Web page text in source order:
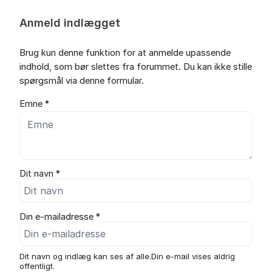
Anmeld indlægget
Brug kun denne funktion for at anmelde upassende
indhold, som bør slettes fra forummet. Du kan ikke stille
spørgsmål via denne formular.
Emne *
Dit navn *
Din e-mailadresse *
Dit navn og indlæg kan ses af alle.Din e-mail vises aldrig
offentligt.